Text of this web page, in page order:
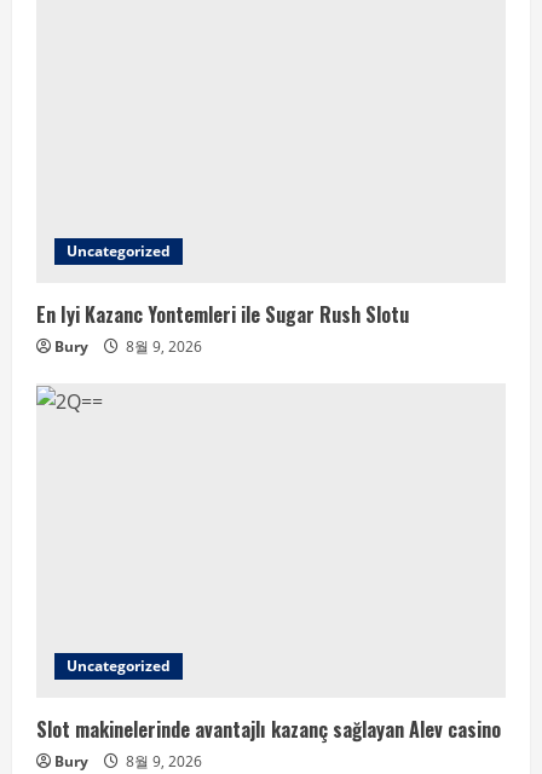
Uncategorized
En Iyi Kazanc Yontemleri ile Sugar Rush Slotu
Bury 8월 9, 2026
Uncategorized
Slot makinelerinde avantajlı kazanç sağlayan Alev casino
Bury 8월 9, 2026